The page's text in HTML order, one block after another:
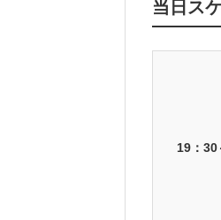
当日ス
19：30